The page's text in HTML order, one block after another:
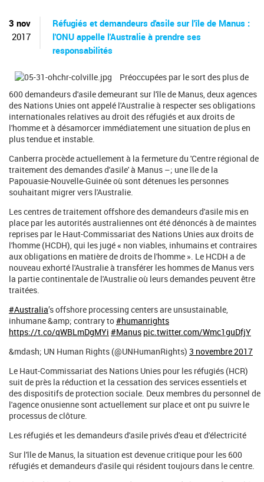
3 nov
2017
Réfugiés et demandeurs d'asile sur l'île de Manus :
l'ONU appelle l'Australie à prendre ses
responsabilités
Préoccupées par le sort des plus de
600 demandeurs d'asile demeurant sur l'île de Manus, deux agences
des Nations Unies ont appelé l'Australie à respecter ses obligations
internationales relatives au droit des réfugiés et aux droits de
l'homme et à désamorcer immédiatement une situation de plus en
plus tendue et instable.
Canberra procède actuellement à la fermeture du 'Centre régional de
traitement des demandes d'asile' à Manus –; une île de la
Papouasie-Nouvelle-Guinée où sont détenues les personnes
souhaitant migrer vers l'Australie.
Les centres de traitement offshore des demandeurs d'asile mis en
place par les autorités australiennes ont été dénoncés à de maintes
reprises par le Haut-Commissariat des Nations Unies aux droits de
l'homme (HCDH), qui les jugé « non viables, inhumains et contraires
aux obligations en matière de droits de l'homme ». Le HCDH a de
nouveau exhorté l'Australie à transférer les hommes de Manus vers
la partie continentale de l'Australie où leurs demandes peuvent être
traitées.
#Australia’s offshore processing centers are unsustainable,
inhumane &amp; contrary to#humanrights
https://t.co/qWBLmDgMYi #Manus pic.twitter.com/Wmc1guDfjY
&mdash; UN Human Rights (@UNHumanRights) 3 novembre 2017
Le Haut-Commissariat des Nations Unies pour les réfugiés (HCR)
suit de près la réduction et la cessation des services essentiels et
des dispositifs de protection sociale. Deux membres du personnel de
l'agence onusienne sont actuellement sur place et ont pu suivre le
processus de clôture.
Les réfugiés et les demandeurs d'asile privés d'eau et d'électricité
Sur l'île de Manus, la situation est devenue critique pour les 600
réfugiés et demandeurs d'asile qui résident toujours dans le centre.